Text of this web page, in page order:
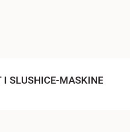
I SLUSHICE-MASKINE